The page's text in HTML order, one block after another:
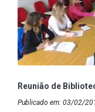
Reunião de
Publicado em: 03/02/